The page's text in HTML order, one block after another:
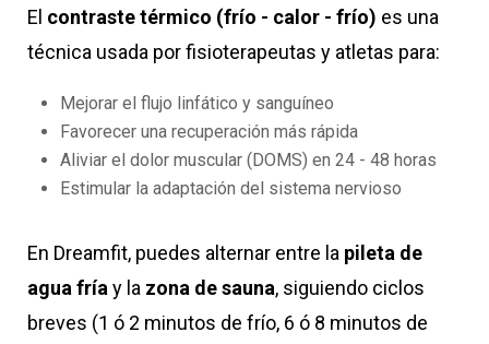
El contraste térmico (frío - calor - frío) es una
técnica usada por fisioterapeutas y atletas para:
Mejorar el flujo linfático y sanguíneo
Favorecer una recuperación más rápida
Aliviar el dolor muscular (DOMS) en 24 - 48 horas
Estimular la adaptación del sistema nervioso
En Dreamfit, puedes alternar entre la pileta de
agua fría y la zona de sauna, siguiendo ciclos
breves (1 ó 2 minutos de frío, 6 ó 8 minutos de